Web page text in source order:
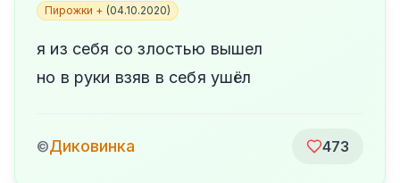
Пирожки + (04.10.2020)
я из себя со злостью вышел
но в руки взяв в себя ушёл
©Диковинка 473